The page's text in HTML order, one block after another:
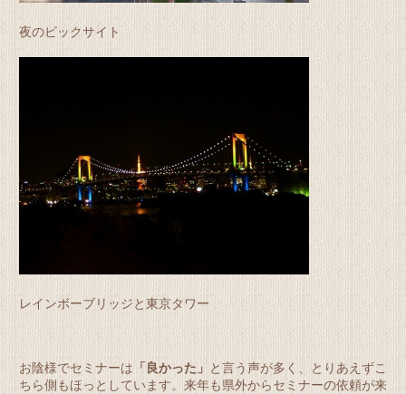
夜のビックサイト
レインボーブリッジと東京タワー
お陰様でセミナーは 「良かった」 と言う声が多く、とりあえずこ
ちら側もほっとしています。来年も県外からセミナーの依頼が来